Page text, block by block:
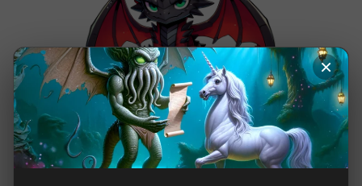
Hier findest du wirklich originelle Geschenke
×